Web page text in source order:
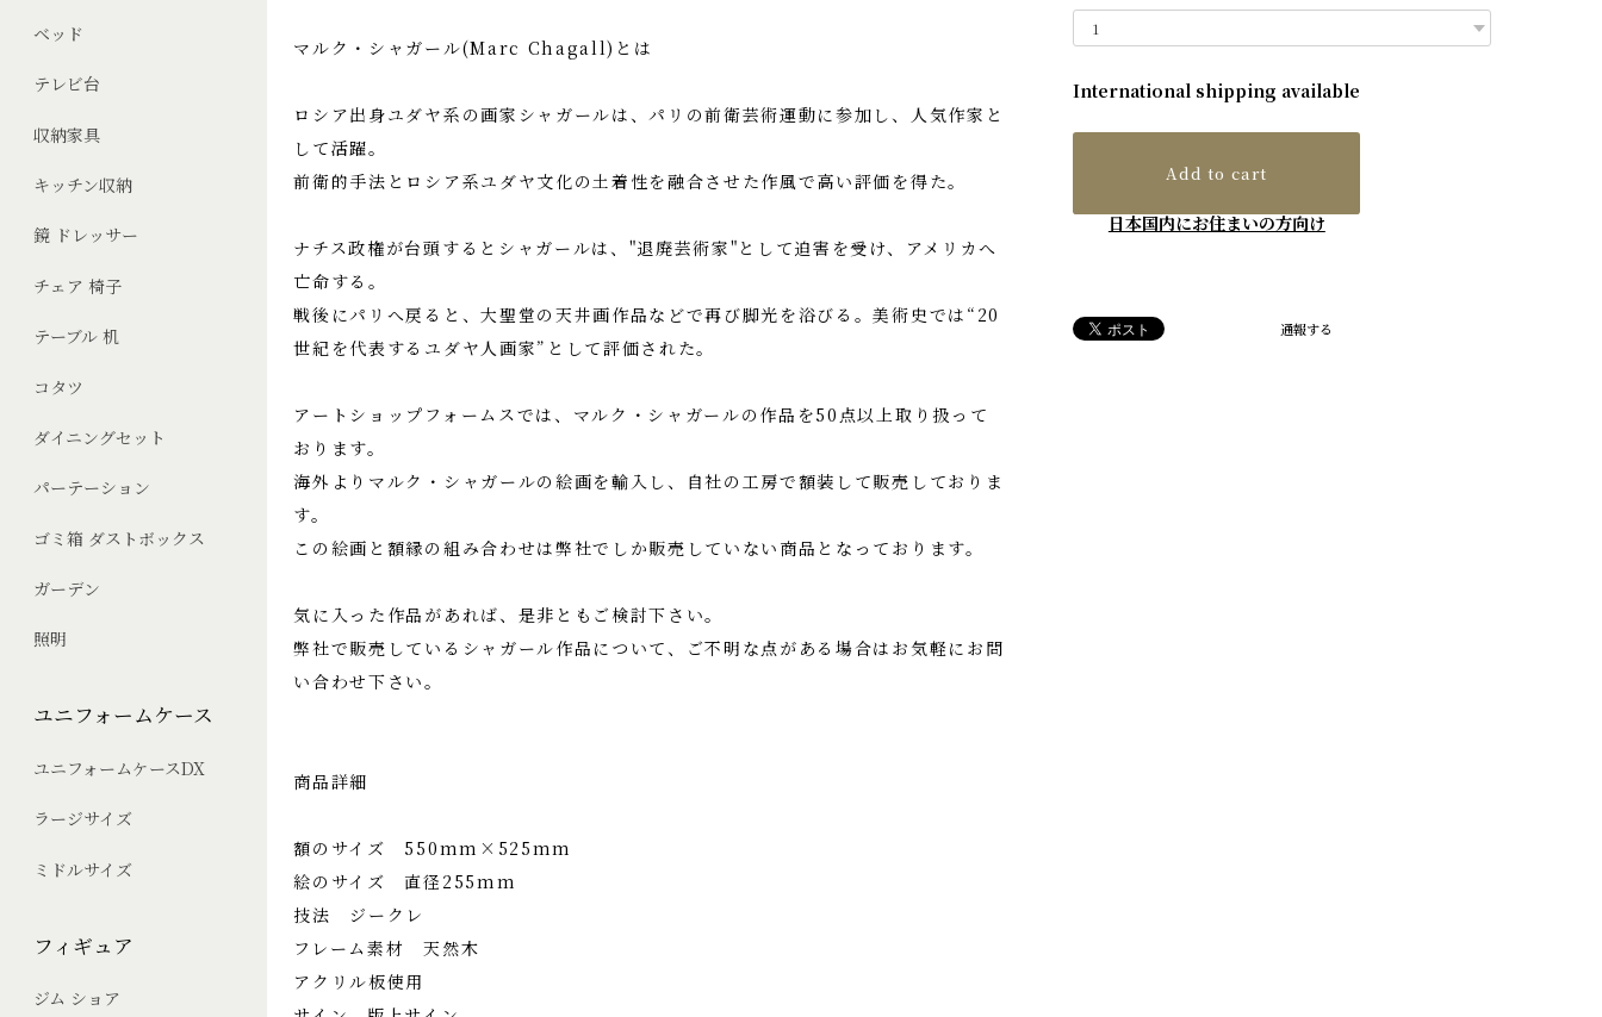
ベッド
テレビ台
収納家具
キッチン収納
鏡 ドレッサー
チェア 椅子
テーブル 机
コタツ
ダイニングセット
パーテーション
ゴミ箱 ダストボックス
ガーデン
照明
ユニフォームケース
ユニフォームケースDX
ラージサイズ
ミドルサイズ
フィギュア
ジム ショア
マルク・シャガール(Marc Chagall)とは
ロシア出身ユダヤ系の画家シャガールは、パリの前衛芸術運動に参加し、人気作家と
して活躍。
前衛的手法とロシア系ユダヤ文化の土着性を融合させた作風で高い評価を得た。
ナチス政権が台頭するとシャガールは、"退廃芸術家"として迫害を受け、アメリカへ
亡命する。
戦後にパリへ戻ると、大聖堂の天井画作品などで再び脚光を浴びる。美術史では“20
世紀を代表するユダヤ人画家”として評価された。
アートショップフォームスでは、マルク・シャガールの作品を50点以上取り扱って
おります。
海外よりマルク・シャガールの絵画を輸入し、自社の工房で額装して販売しておりま
す。
この絵画と額縁の組み合わせは弊社でしか販売していない商品となっております。
気に入った作品があれば、是非ともご検討下さい。
弊社で販売しているシャガール作品について、ご不明な点がある場合はお気軽にお問
い合わせ下さい。
商品詳細
額のサイズ 550mm×525mm
絵のサイズ 直径255mm
技法 ジークレ
フレーム素材 天然木
アクリル板使用
International shipping available
Add to cart
日本国内にお住まいの方向け
通報する